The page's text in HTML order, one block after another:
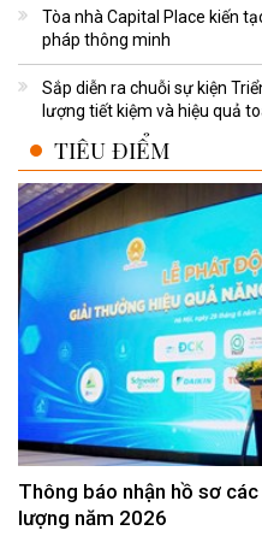
Tòa nhà Capital Place kiến
pháp thông minh
Sắp diễn ra chuỗi sự kiện
lượng tiết kiệm và hiệu quả
TIÊU ĐIỂM
Thông báo nhận hồ sơ
lượng năm 2026